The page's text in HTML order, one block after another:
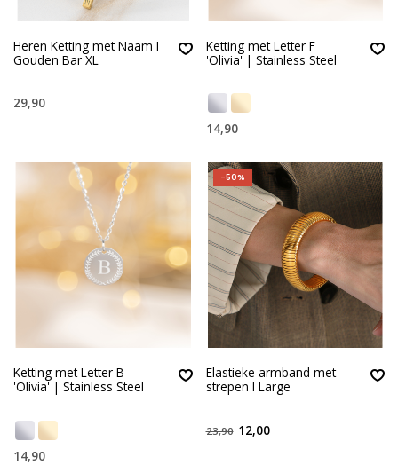
Heren Ketting met Naam I
Gouden Bar XL
29,90
Ketting met Letter F
'Olivia' | Stainless Steel
14,90
Ketting met Letter B
'Olivia' | Stainless Steel
14,90
-50%
Elastieke armband met
strepen I Large
23,90 12,00